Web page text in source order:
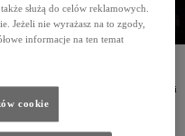
kierowcę, nie odbierając mu przyjemności
Toyota Research Institute (TRI) opracowali
inteligencji o nazwie Human Interactive
kierowców wyścigowych
kierowcy w trudnych sytuacjach.
służą do celów reklamowych.
Jeżeli nie wyrażasz na to zgody,
informacje na ten temat
cookie